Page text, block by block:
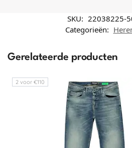
SKU: 22038225-
Categorieën:
Gerelateerde producten
2 voor €110